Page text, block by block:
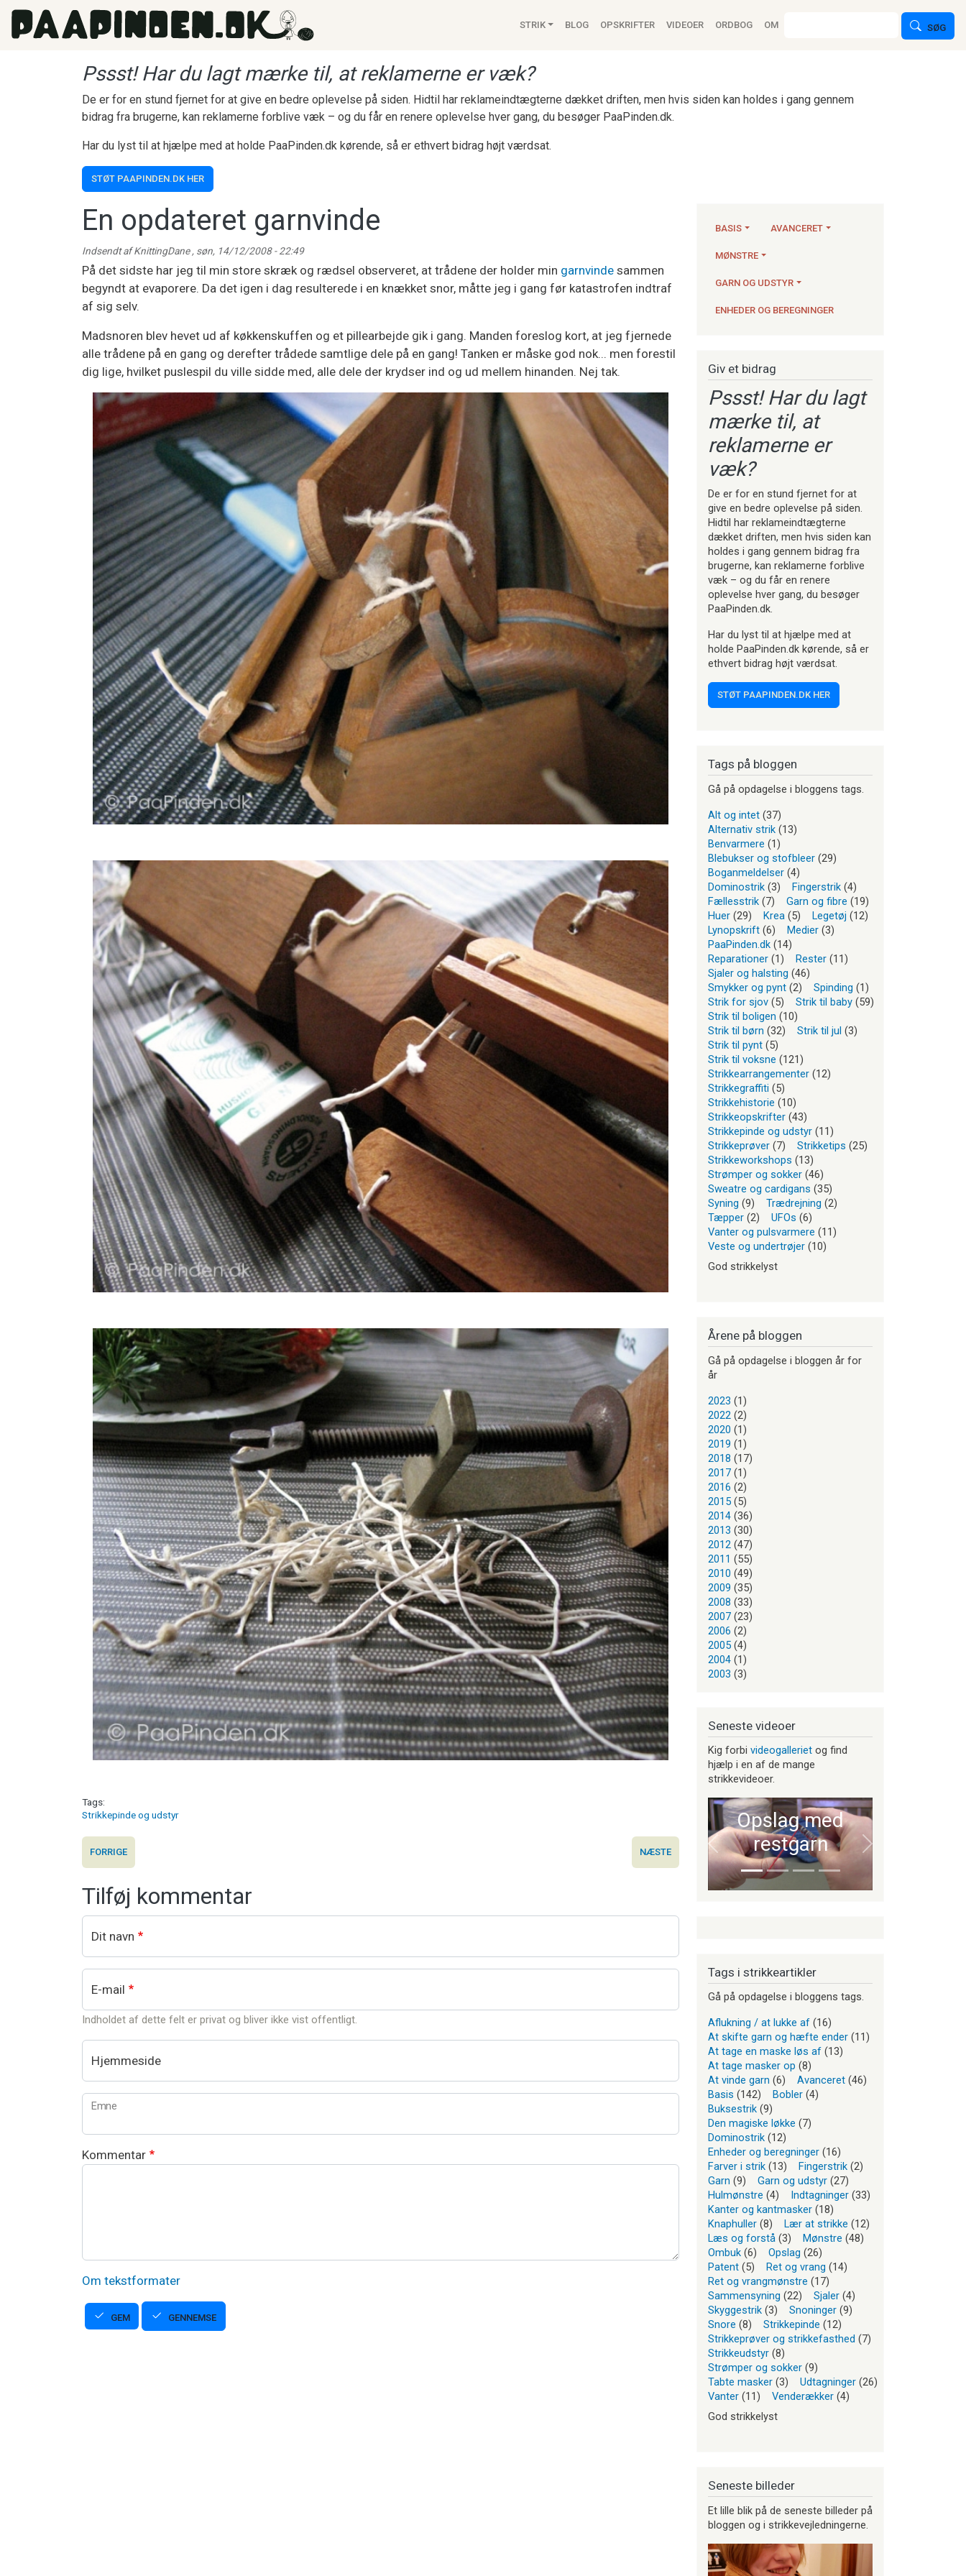
Gå til hovedindhold
Main navigation
STRIK BLOG OPSKRIFTER VIDEOER ORDBOG OM SØG
Pssst! Har du lagt mærke til, at reklamerne er væk?
De er for en stund fjernet for at give en bedre oplevelse på siden. Hidtil har reklameindtægterne dækket driften, men hvis siden kan holdes i gang gennem
bidrag fra brugerne, kan reklamerne forblive væk – og du får en renere oplevelse hver gang, du besøger PaaPinden.dk.
Har du lyst til at hjælpe med at holde PaaPinden.dk kørende, så er ethvert bidrag højt værdsat.
STØT PAAPINDEN.DK HER
En opdateret garnvinde
Indsendt afKnittingDane , søn, 14/12/2008 - 22:49
På det sidste har jeg til min store skræk og rædsel observeret, at trådene der holder min garnvinde sammen
begyndt at evaporere. Da det igen i dag resulterede i en knækket snor, måtte jeg i gang før katastrofen indtraf
af sig selv.
Madsnoren blev hevet ud af køkkenskuffen og et pillearbejde gik i gang. Manden foreslog kort, at jeg fjernede
alle trådene på en gang og derefter trådede samtlige dele på en gang! Tanken er måske god nok... men forestil
dig lige, hvilket puslespil du ville sidde med, alle dele der krydser ind og ud mellem hinanden. Nej tak.
Tags
Strikkepinde og udstyr
FORRIGE NÆSTE
Tilføj kommentar
Dit navn
E-mail
Indholdet af dette felt er privat og bliver ikke vist offentligt.
Hjemmeside
Emne
Kommentar
Om tekstformater
GEM GENNEMSE
BASIS AVANCERET
MØNSTRE
GARN OG UDSTYR
ENHEDER OG BEREGNINGER
Giv et bidrag
Pssst! Har du lagt
mærke til, at
reklamerne er
væk?
De er for en stund fjernet for at
give en bedre oplevelse på siden.
Hidtil har reklameindtægterne
dækket driften, men hvis siden kan
holdes i gang gennem bidrag fra
brugerne, kan reklamerne forblive
væk – og du får en renere
oplevelse hver gang, du besøger
PaaPinden.dk.
Har du lyst til at hjælpe med at
holde PaaPinden.dk kørende, så er
ethvert bidrag højt værdsat.
STØT PAAPINDEN.DK HER
Tags på bloggen
Gå på opdagelse i bloggens tags.
Alt og intet (37)
Alternativ strik (13)
Benvarmere (1)
Blebukser og stofbleer (29)
Boganmeldelser (4)
Dominostrik (3) Fingerstrik (4)
Fællesstrik (7) Garn og fibre (19)
Huer (29) Krea (5) Legetøj (12)
Lynopskrift (6) Medier (3)
PaaPinden.dk (14)
Reparationer (1) Rester (11)
Sjaler og halsting (46)
Smykker og pynt (2) Spinding (1)
Strik for sjov (5) Strik til baby (59)
Strik til boligen (10)
Strik til børn (32) Strik til jul (3)
Strik til pynt (5)
Strik til voksne (121)
Strikkearrangementer (12)
Strikkegraffiti (5)
Strikkehistorie (10)
Strikkeopskrifter (43)
Strikkepinde og udstyr (11)
Strikkeprøver (7) Strikketips (25)
Strikkeworkshops (13)
Strømper og sokker (46)
Sweatre og cardigans (35)
Syning (9) Trædrejning (2)
Tæpper (2) UFOs (6)
Vanter og pulsvarmere (11)
Veste og undertrøjer (10)
God strikkelyst
Årene på bloggen
Gå på opdagelse i bloggen år for
år
2023 (1)
2022 (2)
2020 (1)
2019 (1)
2018 (17)
2017 (1)
2016 (2)
2015 (5)
2014 (36)
2013 (30)
2012 (47)
2011 (55)
2010 (49)
2009 (35)
2008 (33)
2007 (23)
2006 (2)
2005 (4)
2004 (1)
2003 (3)
Seneste videoer
Kig forbi videogalleriet og find
hjælp i en af de mange
strikkevideoer.
Opslag med
restgarn
Forrige Næste
Tags i strikkeartikler
Gå på opdagelse i bloggens tags.
Aflukning / at lukke af (16)
At skifte garn og hæfte ender (11)
At tage en maske løs af (13)
At tage masker op (8)
At vinde garn (6) Avanceret (46)
Basis (142) Bobler (4)
Buksestrik (9)
Den magiske løkke (7)
Dominostrik (12)
Enheder og beregninger (16)
Farver i strik (13) Fingerstrik (2)
Garn (9) Garn og udstyr (27)
Hulmønstre (4) Indtagninger (33)
Kanter og kantmasker (18)
Knaphuller (8) Lær at strikke (12)
Læs og forstå (3) Mønstre (48)
Ombuk (6) Opslag (26)
Patent (5) Ret og vrang (14)
Ret og vrangmønstre (17)
Sammensyning (22) Sjaler (4)
Skyggestrik (3) Snoninger (9)
Snore (8) Strikkepinde (12)
Strikkeprøver og strikkefasthed (7)
Strikkeudstyr (8)
Strømper og sokker (9)
Tabte masker (3) Udtagninger (26)
Vanter (11) Venderækker (4)
God strikkelyst
Seneste billeder
Et lille blik på de seneste billeder på
bloggen og i strikkevejledningerne.